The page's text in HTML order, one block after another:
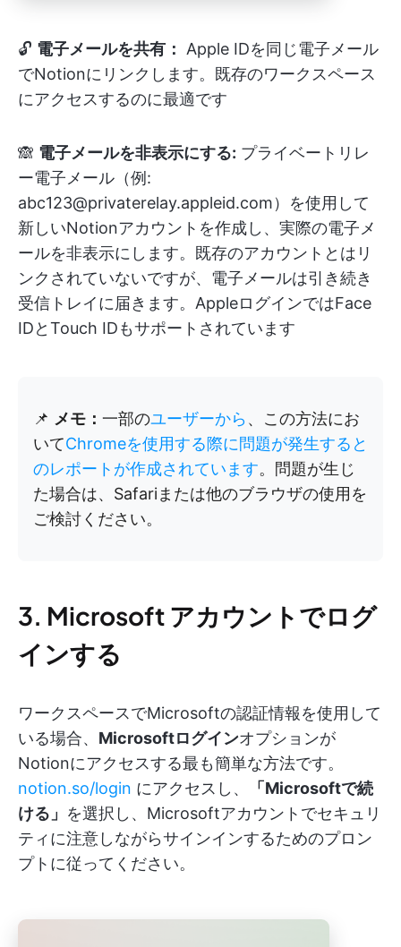
🔓 電子メールを共有： Apple IDを同じ電子メール
でNotionにリンクします。既存のワークスペース
にアクセスするのに最適です
🙈 電子メールを非表示にする: プライベートリレ
ー電子メール（例:
abc123@privaterelay.appleid.com）を使用して
新しいNotionアカウントを作成し、実際の電子メ
ールを非表示にします。既存のアカウントとはリ
ンクされていないですが、電子メールは引き続き
受信トレイに届きます。AppleログインではFace
IDとTouch IDもサポートされています
📌 メモ： 一部のユーザーから、この方法にお
いてChromeを使用する際に問題が発生すると
のレポートが作成されています。問題が生じ
た場合は、Safariまたは他のブラウザの使用を
ご検討ください。
3. Microsoft アカウントでログ
インする
ワークスペースでMicrosoftの認証情報を使用して
いる場合、 Microsoftログインオプションが
Notionにアクセスする最も簡単な方法です。
notion.so/login にアクセスし、
「Microsoftで続
ける」 を選択し、Microsoftアカウントでセキュリ
ティに注意しながらサインインするためのプロン
プトに従ってください。